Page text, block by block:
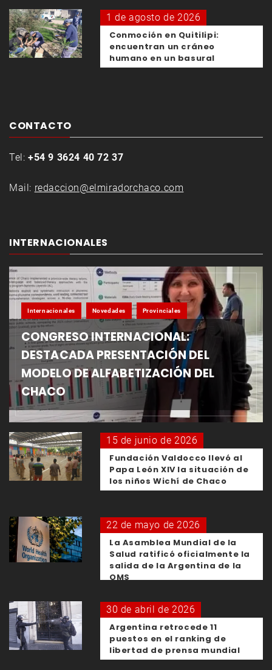
1 de agosto de 2026
Conmoción en Quitilipi:
encuentran un cráneo
humano en un basural
CONTACTO
Tel: +54 9 3624 40 72 37
Mail: redaccion@elmiradorchaco.com
INTERNACIONALES
Internacionales Novedades Provinciales
CONGRESO INTERNACIONAL:
DESTACADA PRESENTACIÓN DEL
MODELO DE ALFABETIZACIÓN DEL
CHACO
15 de junio de 2026
Fundación Valdocco llevó al
Papa León XIV la situación de
los niños Wichí de Chaco
22 de mayo de 2026
La Asamblea Mundial de la
Salud ratificó oficialmente la
salida de la Argentina de la
OMS
30 de abril de 2026
Argentina retrocede 11
puestos en el ranking de
libertad de prensa mundial